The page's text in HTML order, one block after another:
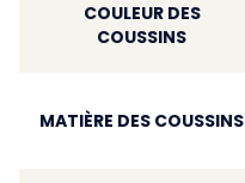
COULEUR DES
COUSSINS
MATIÈRE DES COUSSINS